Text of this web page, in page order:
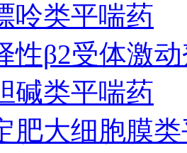
呤类平喘药
性β2受体激
碱类平喘药
肥大细胞膜